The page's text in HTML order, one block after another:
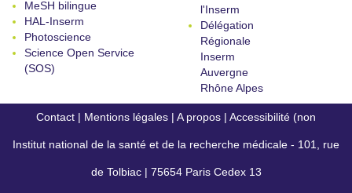
MeSH bilingue
HAL-Inserm
Photoscience
Science Open Service
(SOS)
l'Inserm
Délégation
Régionale
Inserm
Auvergne
Rhône Alpes
Contact | Mentions légales | A propos | Accessibilité (non
conforme)
Institut national de la santé et de la recherche médicale - 101, rue
de Tolbiac | 75654 Paris Cedex 13